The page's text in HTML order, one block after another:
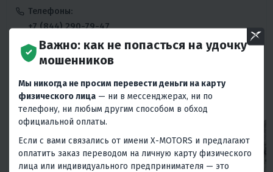
Телефоны:
+7 (844) 290-79-47
Ежедневно 10:00-19:00
Сервисный центр:
Ежедневно 10:00-19:00
Важно: как не попасться на удочку
мошенников
Мы никогда не просим перевести деньги на карту
физического лица — ни в мессенджерах, ни по
телефону, ни любым другим способом в обход
официальной оплаты.
Если с вами связались от имени X-MOTORS и предлагают
оплатить заказ переводом на личную карту физического
лица или индивидуального предпринимателя — это